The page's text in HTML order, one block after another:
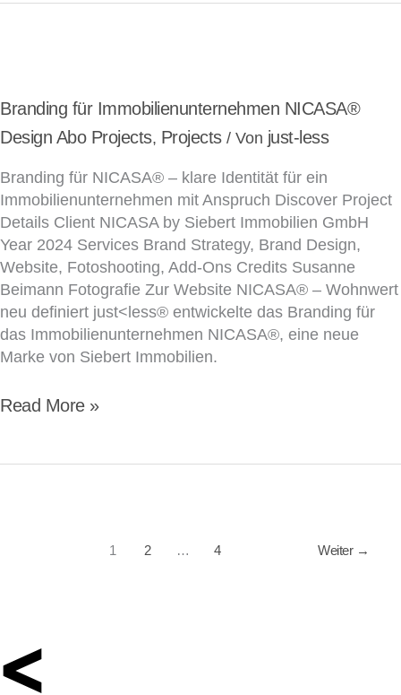
Branding für Immobilienunternehmen NICASA®
Design Abo Projects, Projects/ Von just-less
Branding für NICASA® – klare Identität für ein
Immobilienunternehmen mit Anspruch Discover Project
Details Client NICASA by Siebert Immobilien GmbH
Year 2024 Services Brand Strategy, Brand Design,
Website, Fotoshooting, Add-Ons Credits Susanne
Beimann Fotografie Zur Website NICASA® – Wohnwert
neu definiert just<less® entwickelte das Branding für
das Immobilienunternehmen NICASA®, eine neue
Marke von Siebert Immobilien.
Immobilienunternehmen
NICASA®
Read More »
1 2 … 4 Weiter →